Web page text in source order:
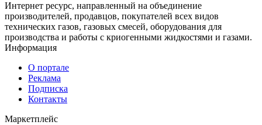
Интернет ресурс, направленный на объединение
производителей, продавцов, покупателей всех видов
технических газов, газовых смесей, оборудования для
производства и работы с криогенными жидкостями и газами.
Информация
О портале
Реклама
Подписка
Контакты
Маркетплейс